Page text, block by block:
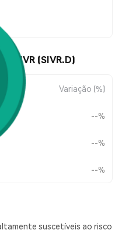
SIVR (SIVR.D)
Variação (%)
--%
--%
--%
suscetíveis ao risco